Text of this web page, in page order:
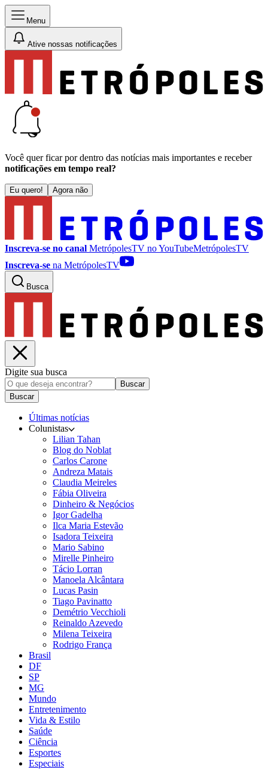
Menu
Ative nossas notificações
Você quer ficar por dentro das notícias mais importantes e receber
notificações em tempo real?
Eu quero! Agora não
Inscreva-se no canal MetrópolesTV noYouTubeMetrópolesTV
Inscreva-se na MetrópolesTV
Busca
Digite sua busca
Buscar
Buscar
Últimas notícias
Colunistas
Lilian Tahan
Blog do Noblat
Carlos Carone
Andreza Matais
Claudia Meireles
Fábia Oliveira
Dinheiro & Negócios
Igor Gadelha
Ilca Maria Estevão
Isadora Teixeira
Mario Sabino
Mirelle Pinheiro
Tácio Lorran
Manoela Alcântara
Lucas Pasin
Tiago Pavinatto
Demétrio Vecchioli
Reinaldo Azevedo
Milena Teixeira
Rodrigo França
Brasil
DF
SP
MG
Mundo
Entretenimento
Vida & Estilo
Saúde
Ciência
Esportes
Especiais